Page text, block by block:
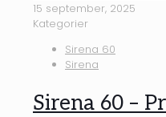
15 september, 2025
Kategorier
Sirena 60
Sirena
Sirena 60 –